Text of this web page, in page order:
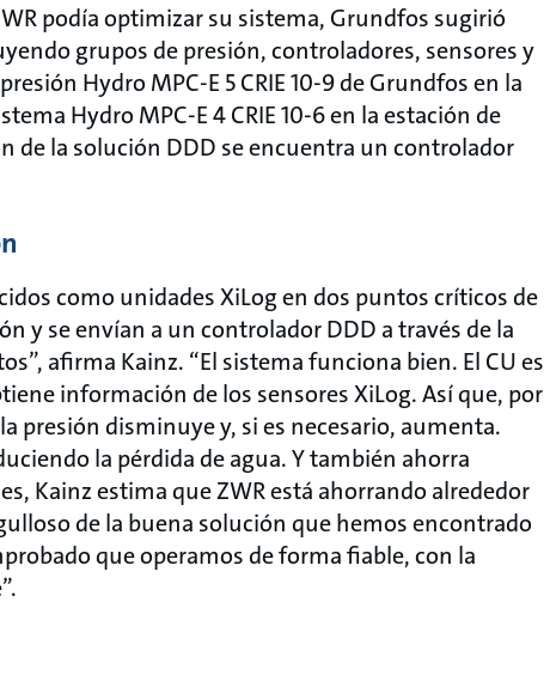
podía optimizar su sistema, Grundfos sugirió
grupos de presión, controladores, sensores y
Hydro MPC-E 5 CRIE 10-9 de Grundfos en la
Hydro MPC-E 4 CRIE 10-6 en la estación de
de la solución DDD se encuentra un controlador
como unidades XiLog en dos puntos críticos de
y se envían a un controlador DDD a través de la
afirma Kainz. “El sistema funciona bien. El CU es
información de los sensores XiLog. Así que, por
presión disminuye y, si es necesario, aumenta.
la pérdida de agua. Y también ahorra
Kainz estima que ZWR está ahorrando alrededor
de la buena solución que hemos encontrado
que operamos de forma fiable, con la